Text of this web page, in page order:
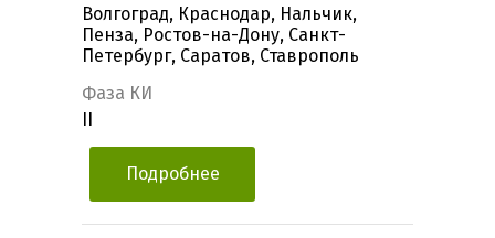
Волгоград, Краснодар, Нальчик,
Пенза, Ростов-на-Дону, Санкт-
Петербург, Саратов, Ставрополь
Фаза КИ
Подробнее